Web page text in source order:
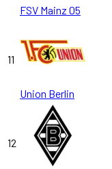
FSV Mainz 05
11
Union Berlin
12